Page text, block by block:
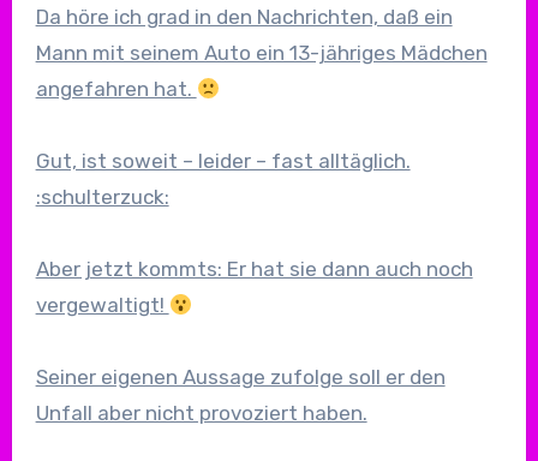
Da höre ich grad in den Nachrichten, daß ein
Mann mit seinem Auto ein 13-jähriges Mädchen
angefahren hat.
Gut, ist soweit – leider – fast alltäglich.
:schulterzuck:
Aber jetzt kommts: Er hat sie dann auch noch
vergewaltigt!
Seiner eigenen Aussage zufolge soll er den
Unfall aber nicht provoziert haben.